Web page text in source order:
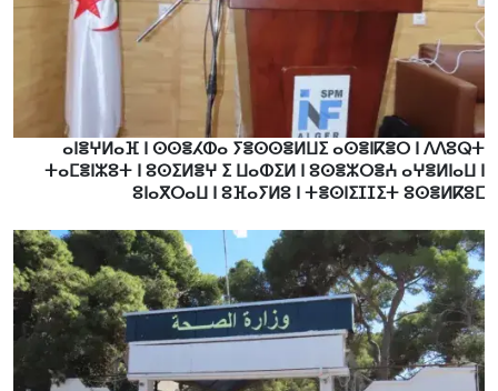
ⴰⵏⴻⵖⵍⴰⴼ ⵏ ⵙⵙⴻⵃⵀⴰ ⵢⴻⵙⵙⴻⵍⵡⵉ ⴰⵙⴻⵏⴽⴻⵔ ⵏ ⴷⴷⵓⵕⵜ
ⵜⴰⵎⴻⵏⵣⵓⵜ ⵏ ⵓⵙⵉⵍⴻⵖ ⵉ ⵡⴰⵀⵉⵍ ⵏ ⵓⵙⴻⵣⵔⴻⵄ ⴰⵖⴻⵍⵏⴰⵡ ⵏ
ⵓⵏⴰⴳⵔⴰⵡ ⵏ ⵓⴼⴰⵢⵍⵓ ⵏ ⵜⴻⵙⵏⵉⵊⵊⵉⵜ ⵓⵙⴻⵍⴽⵓⵎ